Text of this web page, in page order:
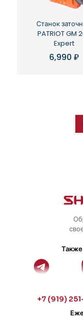
Станок
PATRIOT GM
Expert
6,990 ₽
+7 (919)